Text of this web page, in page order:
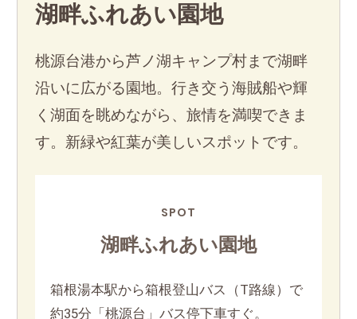
湖畔ふれあい園地
桃源台港から芦ノ湖キャンプ村まで湖畔
沿いに広がる園地。行き交う海賊船や輝
く湖面を眺めながら、旅情を満喫できま
す。新緑や紅葉が美しいスポットです。
SPOT
湖畔ふれあい園地
箱根湯本駅から箱根登山バス（T路線）で
約35分「桃源台」バス停下車すぐ。